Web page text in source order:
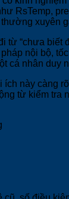
RsTemp,
xuyên
“chưa
nội bộ,
cá nhân duy
này càng
từ kiểm tra